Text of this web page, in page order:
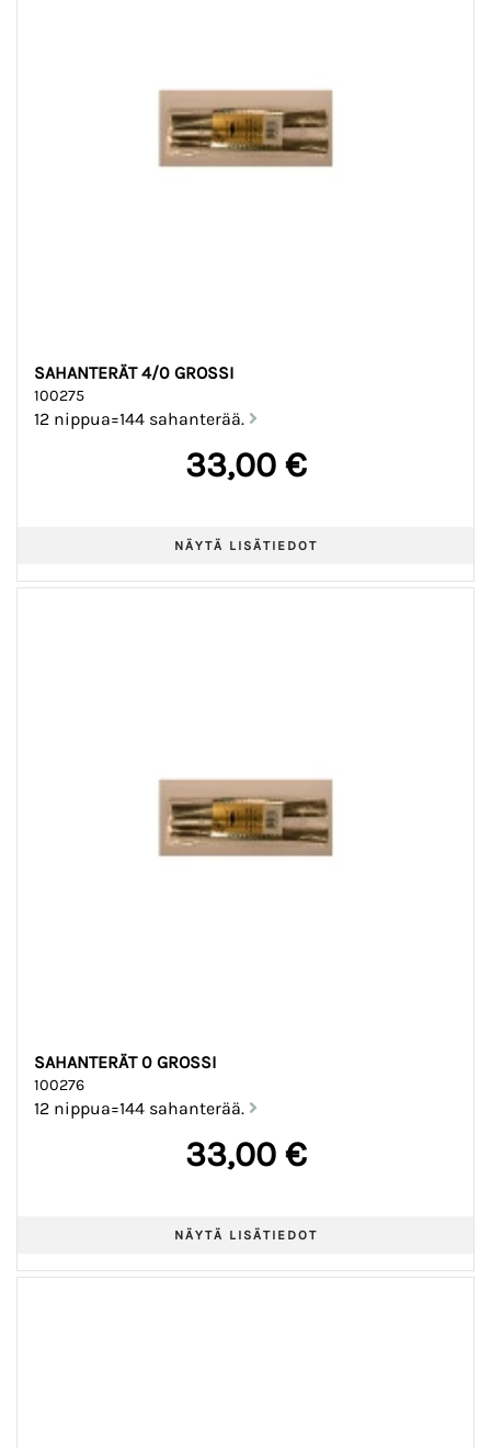
SAHANTERÄT 4/0 GROSSI
100275
12 nippua=144 sahanterää.
33,00 €
SAHANTERÄT 0 GROSSI
100276
12 nippua=144 sahanterää.
33,00 €